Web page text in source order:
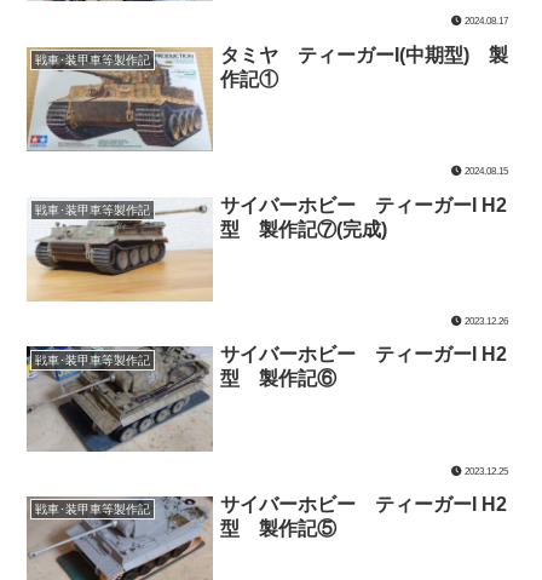
2024.08.17
戦車･装甲車等製作記
タミヤ ティーガーI(中期型) 製
作記①
2024.08.15
戦車･装甲車等製作記
サイバーホビー ティーガーI H2
型 製作記⑦(完成)
2023.12.26
戦車･装甲車等製作記
サイバーホビー ティーガーI H2
型 製作記⑥
2023.12.25
戦車･装甲車等製作記
サイバーホビー ティーガーI H2
型 製作記⑤